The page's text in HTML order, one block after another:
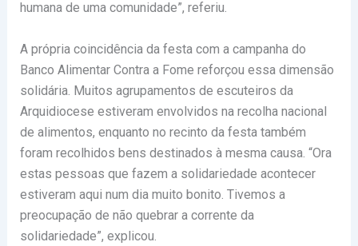
humana de uma comunidade”, referiu.
A própria coincidência da festa com a campanha do
Banco Alimentar Contra a Fome reforçou essa dimensão
solidária. Muitos agrupamentos de escuteiros da
Arquidiocese estiveram envolvidos na recolha nacional
de alimentos, enquanto no recinto da festa também
foram recolhidos bens destinados à mesma causa. “Ora
estas pessoas que fazem a solidariedade acontecer
estiveram aqui num dia muito bonito. Tivemos a
preocupação de não quebrar a corrente da
solidariedade”, explicou.